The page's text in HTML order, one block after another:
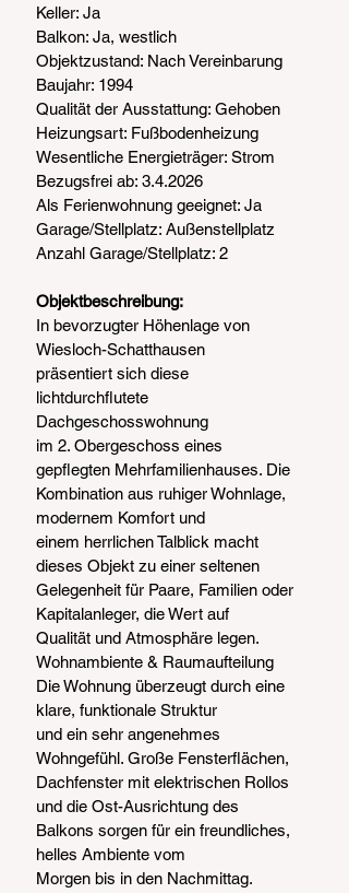
Keller: Ja
Balkon: Ja, westlich
Objektzustand: Nach Vereinbarung
Baujahr: 1994
Qualität der Ausstattung: Gehoben
Heizungsart: Fußbodenheizung
Wesentliche Energieträger: Strom
Bezugsfrei ab: 3.4.2026
Als Ferienwohnung geeignet: Ja
Garage/Stellplatz: Außenstellplatz
Anzahl Garage/Stellplatz: 2
Objektbeschreibung:
In bevorzugter Höhenlage von
Wiesloch-Schatthausen
präsentiert sich diese
lichtdurchflutete
Dachgeschosswohnung
im 2. Obergeschoss eines
gepflegten Mehrfamilienhauses. Die
Kombination aus ruhiger Wohnlage,
modernem Komfort und
einem herrlichen Talblick macht
dieses Objekt zu einer seltenen
Gelegenheit für Paare, Familien oder
Kapitalanleger, die Wert auf
Qualität und Atmosphäre legen.
Wohnambiente & Raumaufteilung
Die Wohnung überzeugt durch eine
klare, funktionale Struktur
und ein sehr angenehmes
Wohngefühl. Große Fensterflächen,
Dachfenster mit elektrischen Rollos
und die Ost-Ausrichtung des
Balkons sorgen für ein freundliches,
helles Ambiente vom
Morgen bis in den Nachmittag.